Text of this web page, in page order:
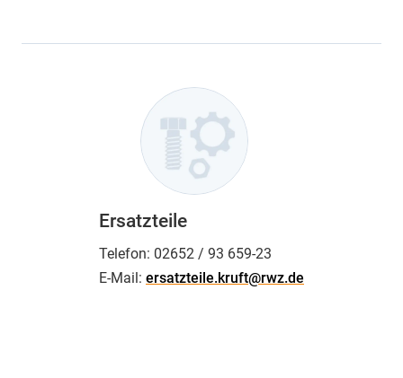
Ersatzteile
Telefon: 02652 / 93 659-23
E-Mail: ersatzteile.kruft@rwz.de